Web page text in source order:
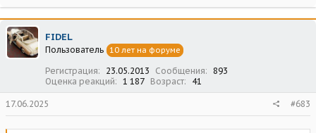
а
к
ц
и
и
FIDEL
Пользователь 10 лет на форуме
Регистрация 23.05.2013 Сообщения
893
Оценка реакций
1 187 Возраст 41
17.06.2025 #683